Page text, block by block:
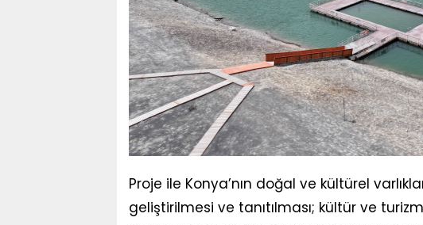
Proje ile Konya’nın doğal ve kültürel
geliştirilmesi ve tanıtılması; kültür ve